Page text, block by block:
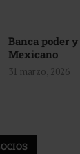
Banca poder
Mexicano
31 marzo, 2026